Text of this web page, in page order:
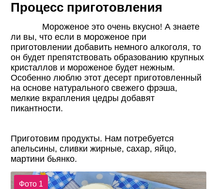
Процесс приготовления
Мороженое это очень вкусно! А знаете
ли вы, что если в мороженое при
приготовлении добавить немного алкоголя, то
он будет препятствовать образованию крупных
кристаллов и мороженое будет нежным.
Особенно люблю этот десерт приготовленный
на основе натурального свежего фрэша,
мелкие вкрапления цедры добавят
пикантности.
Приготовим продукты. Нам потребуется
апельсины, сливки жирные, сахар, яйцо,
мартини бьянко.
Фото 1